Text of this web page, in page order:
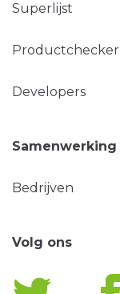
Superlijst
Productchecker
Developers
Samenwerking
Bedrijven
Volg ons